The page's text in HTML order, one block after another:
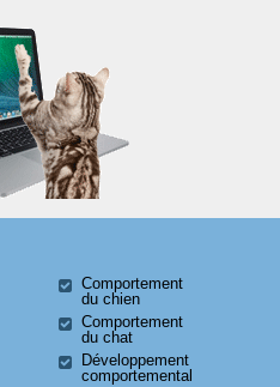
Comportement
du chien
Comportement
du chat
Développement
comportemental